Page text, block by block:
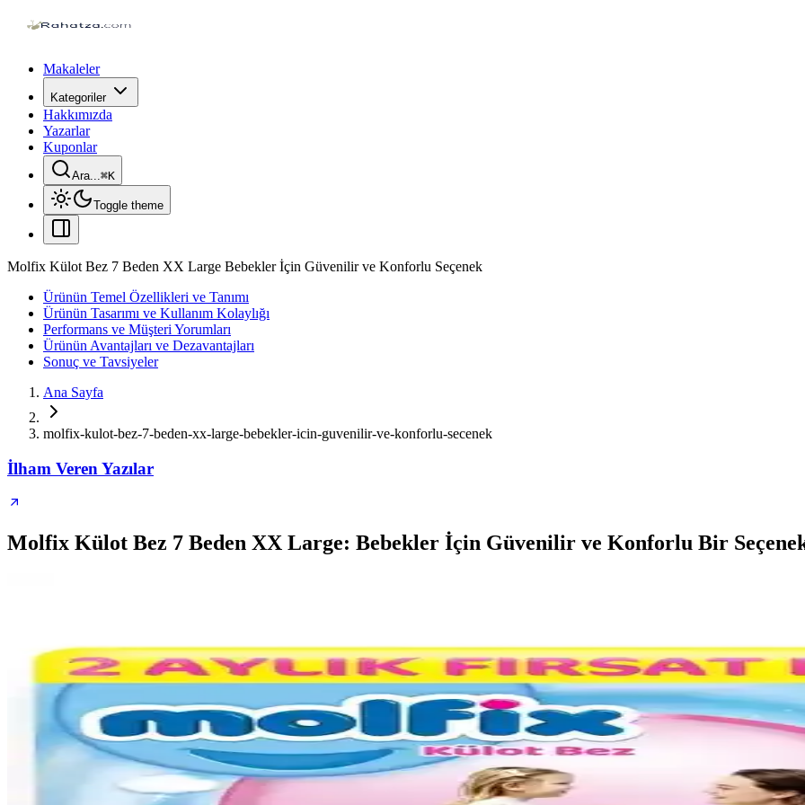
Makaleler
Kategoriler
Hakkımızda
Yazarlar
Kuponlar
Ara...⌘K
Toggle theme
Molfix Külot Bez 7 Beden XX Large Bebekler İçin Güvenilir ve Konforlu Seçenek
Ürünün Temel Özellikleri ve Tanımı
Ürünün Tasarımı ve Kullanım Kolaylığı
Performans ve Müşteri Yorumları
Ürünün Avantajları ve Dezavantajları
Sonuç ve Tavsiyeler
Ana Sayfa
molfix-kulot-bez-7-beden-xx-large-bebekler-icin-guvenilir-ve-konforlu-secenek
İlham Veren Yazılar
Molfix Külot Bez 7 Beden XX Large: Bebekler İçin Güvenilir ve Konforlu Bir